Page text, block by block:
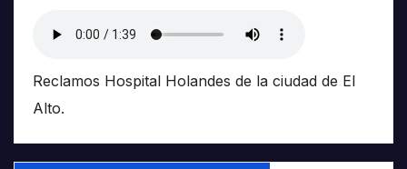
Reclamos Hospital Holandes de la ciudad de El
Alto.